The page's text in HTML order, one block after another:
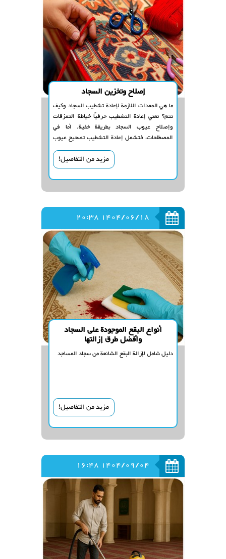
إصلاح وتخزين السجاد
ما هي المعدات اللازمة لإعادة تشطيب السجاد وكيف
تتم؟ تعني إعادة التشطيب حرفيًا خياطة التمزقات
وإصلاح عيوب السجاد بطريقة خفية. أما في
المصطلحات، فتشمل إعادة التشطيب تصحيح عيوب
السجاد أو البساط وإصلاحها أثناء مراحل الإنتاج أو
مزيد من التفاصيل!
1404/06/18 20:38
أنواع البقع الموجودة على السجاد
وأفضل طرق إزالتها
دليل شامل لإزالة البقع الشائعة من سجاد المساجد
مزيد من التفاصيل!
1404/09/04 16:48